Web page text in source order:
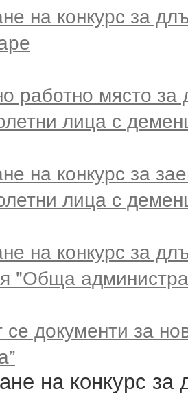
на конкурс за
работно място за
лица с
на конкурс за
лица с
на конкурс за
"Обща
документи за
на конкурс за